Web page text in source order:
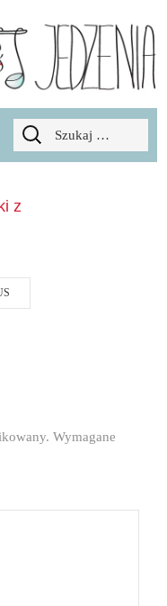
Szukaj:
z
Wymagane